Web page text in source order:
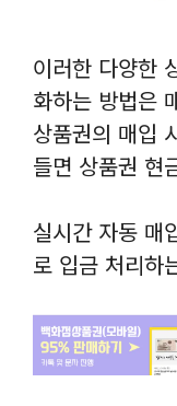
이러한 다양한
화하는 방법은
상품권의 매입
들면 상품권 현
실시간 자동 매
로 입금 처리하